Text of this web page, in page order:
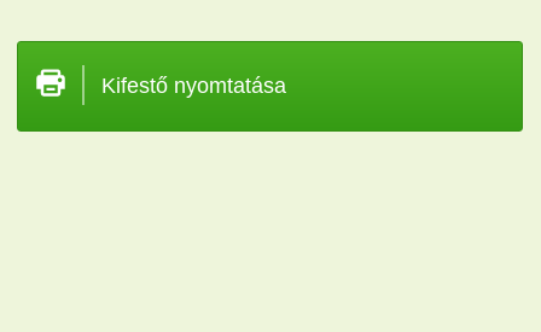
Kifestő nyomtatása